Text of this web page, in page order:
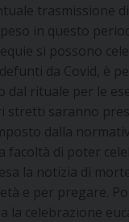
trasmissione di
in questo
si possono
da Covid, è
dal rituale per le
stretti saranno
dalla
facoltà di poter
la notizia di
e per pregare.
la celebrazione